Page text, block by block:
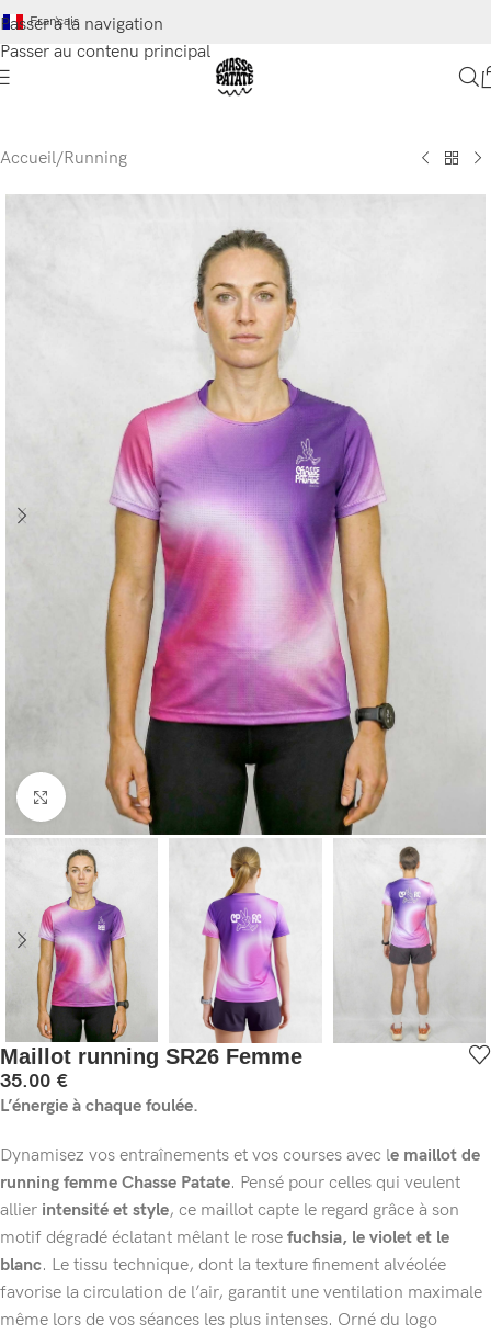
Passer à la navigation
Passer au contenu principal
Français
Accueil/Running
Cliquez pour agrandir
Maillot running SR26 Femme
35.00 €
L’énergie à chaque foulée.
Dynamisez vos entraînements et vos courses avec le maillot de
running femme Chasse Patate. Pensé pour celles qui veulent
allier intensité et style, ce maillot capte le regard grâce à son
motif dégradé éclatant mêlant le rose fuchsia, le violet et le
blanc. Le tissu technique, dont la texture finement alvéolée
favorise la circulation de l’air, garantit une ventilation maximale
même lors de vos séances les plus intenses. Orné du logo